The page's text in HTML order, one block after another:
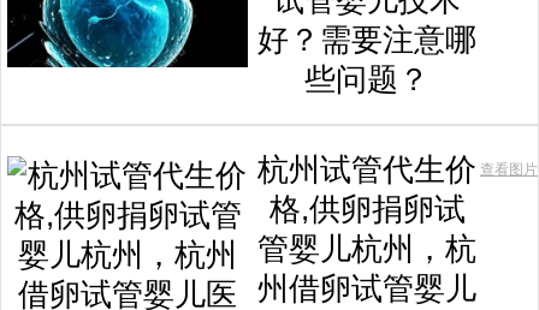
好？需要注意哪
些问题？
杭州试管代生价
格,供卵捐卵试
管婴儿杭州，杭
州借卵试管婴儿
查看图片